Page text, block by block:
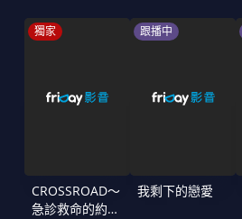
獨家
CROSSROAD～
急診救命的約定
跟播中
我剩下的戀愛